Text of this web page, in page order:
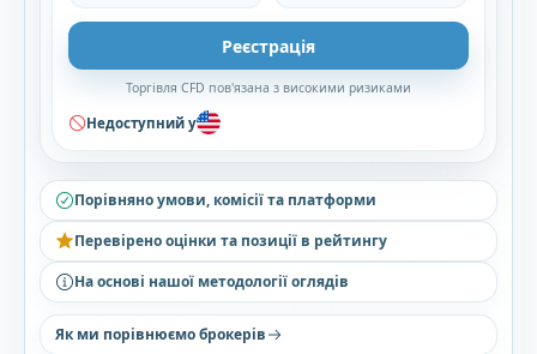
Реєстрація
Торгівля CFD пов'язана з високими ризиками
Недоступний у
Порівняно умови, комісії та платформи
Перевірено оцінки та позиції в рейтингу
На основі нашої методології оглядів
Як ми порівнюємо брокерів